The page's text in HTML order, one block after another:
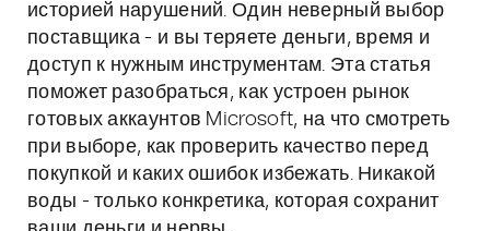
историей нарушений. Один неверный выбор
поставщика - и вы теряете деньги, время и
доступ к нужным инструментам. Эта статья
поможет разобраться, как устроен рынок
готовых аккаунтов Microsoft, на что смотреть
при выборе, как проверить качество перед
покупкой и каких ошибок избежать. Никакой
воды - только конкретика, которая сохранит